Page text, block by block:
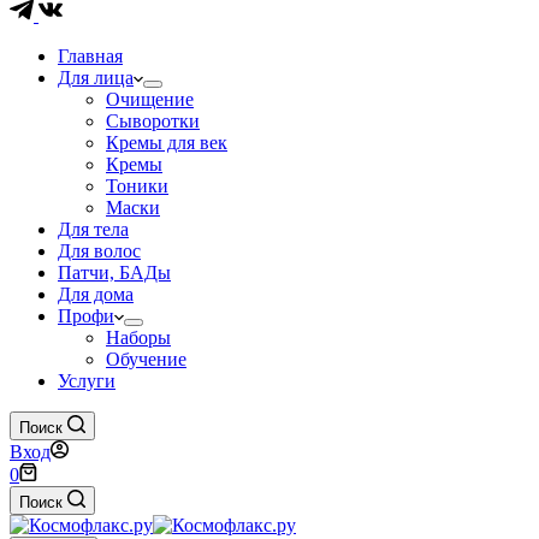
Главная
Для лица
Очищение
Сыворотки
Кремы для век
Кремы
Тоники
Маски
Для тела
Для волос
Патчи, БАДы
Для дома
Профи
Наборы
Обучение
Услуги
Поиск
Вход
Корзина
0
Поиск